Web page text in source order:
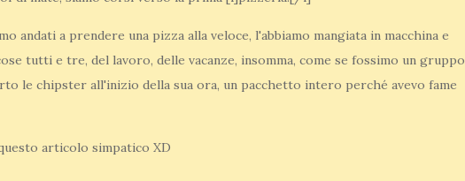
andati a prendere una pizza alla veloce, l'abbiamo mangiata in macchina e
tutti e tre, del lavoro, delle vacanze, insomma, come se fossimo un gruppo
le chipster all'inizio della sua ora, un pacchetto intero perché avevo fame
articolo simpatico XD